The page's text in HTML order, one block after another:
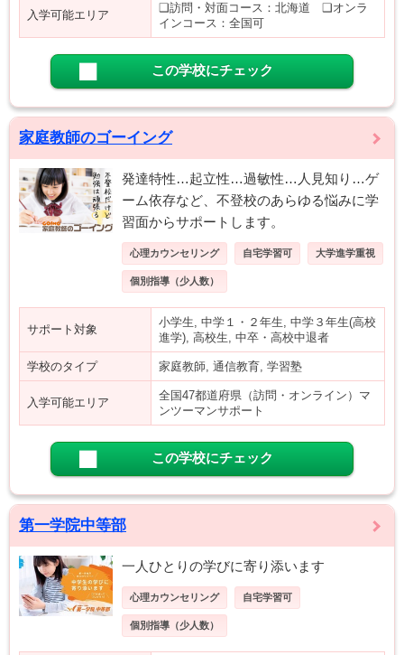
入学可能エリア
❑訪問・対面コース：北海道 ❑オンラ
インコース：全国可
この学校にチェック
家庭教師のゴーイング
発達特性…起立性…過敏性…人見知り…ゲ
ーム依存など、不登校のあらゆる悩みに学
習面からサポートします。
心理カウンセリング 自宅学習可 大学進学重視
個別指導（少人数）
サポート対象
小学生, 中学１・２年生, 中学３年生(高校
進学), 高校生, 中卒・高校中退者
学校のタイプ 家庭教師, 通信教育, 学習塾
入学可能エリア
全国47都道府県（訪問・オンライン）マ
ンツーマンサポート
この学校にチェック
第一学院中等部
一人ひとりの学びに寄り添います
心理カウンセリング 自宅学習可
個別指導（少人数）